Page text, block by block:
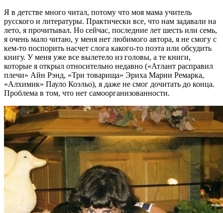
Я в детстве много читал, потому что моя мама учитель
русского и литературы. Практически все, что нам задавали на
лето, я прочитывал. Но сейчас, последние лет шесть или семь,
я очень мало читаю, у меня нет любимого автора, я не смогу с
кем-то поспорить насчет слога какого-то поэта или обсудить
книгу. У меня уже все вылетело из головы, а те книги,
которые я открыл относительно недавно («Атлант расправил
плечи» Айн Рэнд, «Три товарища» Эриха Марии Ремарка,
«Алхимик» Пауло Коэльо), я даже не смог дочитать до конца.
Проблема в том, что нет самоорганизованности.